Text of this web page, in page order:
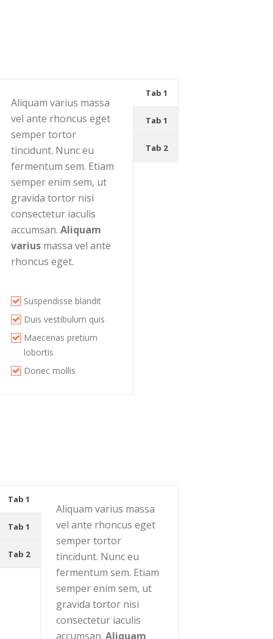
Tab 1
Tab 1
Tab 2
Aliquam varius massa
vel ante rhoncus eget
semper tortor
tincidunt. Nunc eu
fermentum sem. Etiam
semper enim sem, ut
gravida tortor nisi
consectetur iaculis
accumsan.Aliquam
varius massa vel ante
rhoncus eget.
Suspendisse blandit
Duis vestibulum quis
Maecenas pretium
lobortis
Donec mollis
Tab 1
Tab 1
Tab 2
Aliquam varius massa
vel ante rhoncus eget
semper tortor
tincidunt. Nunc eu
fermentum sem. Etiam
semper enim sem, ut
gravida tortor nisi
consectetur iaculis
accumsan.Aliquam